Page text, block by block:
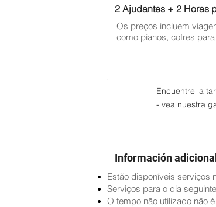
2 Ajudantes + 2 Horas
Os preços incluem
como pianos, cofres
Encuentre la
- vea nuestra
Información adicional
Estão disponíveis serviços
Serviços para o dia
O tempo não utilizado não